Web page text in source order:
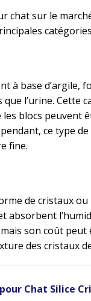
chat sur le
à base d’argile,
l’urine. Cette
blocs peuvent
ce type
fine.
de cristaux
absorbent
son coût peut
des cristaux